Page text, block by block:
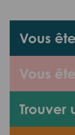
Vous
Vous
Trouver